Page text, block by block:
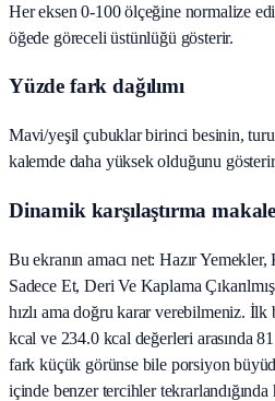
Her eksen 0-100 ölçeğine normalize
öğede göreceli üstünlüğü gösterir.
Yüzde fark dağılımı
Mavi/yeşil çubuklar birinci besinin,
kalemde daha yüksek olduğunu
Dinamik karşılaştırma
Bu ekranın amacı net: Hazır Yemekler,
Sadece Et, Deri Ve Kaplama
hızlı ama doğru karar verebilmeniz. İlk
kcal ve 234.0 kcal değerleri arasında
fark küçük görünse bile porsiyon
içinde benzer tercihler